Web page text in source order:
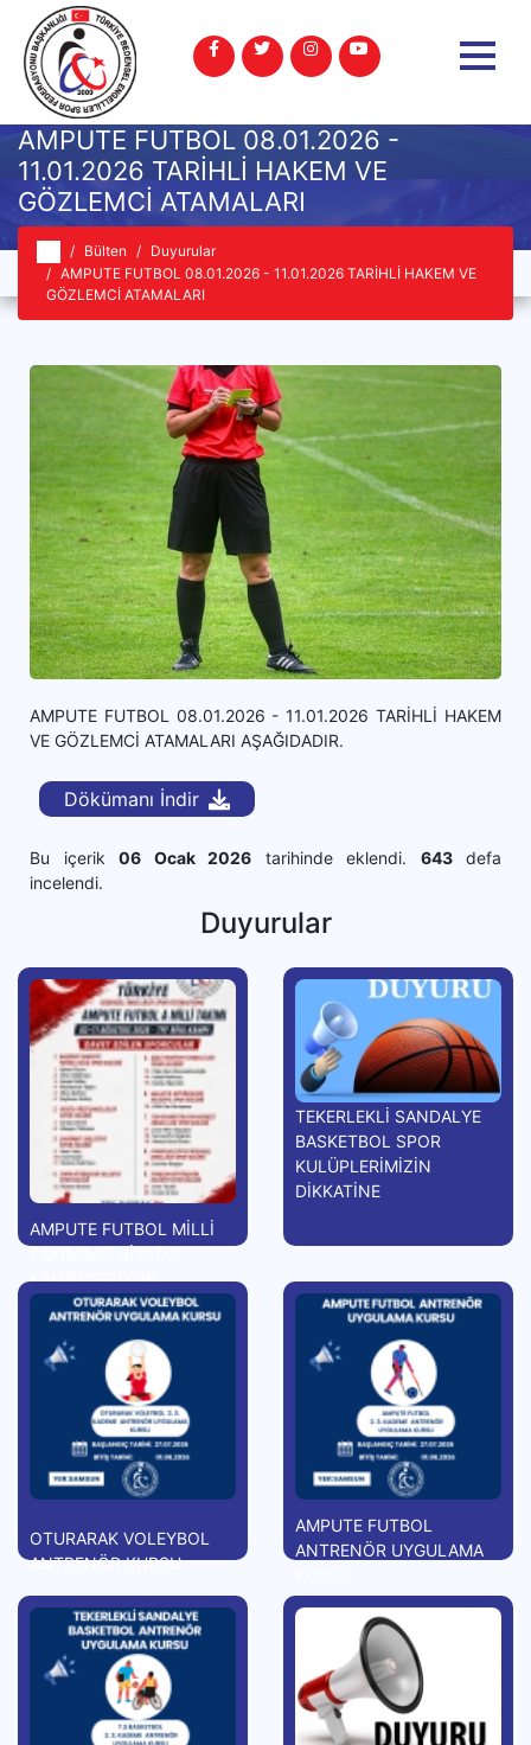
AMPUTE FUTBOL 08.01.2026 -
11.01.2026 TARİHLİ HAKEM VE
GÖZLEMCİ ATAMALARI
Bülten
Duyurular
AMPUTE FUTBOL 08.01.2026 - 11.01.2026 TARİHLİ HAKEM VE
GÖZLEMCİ ATAMALARI
AMPUTE FUTBOL 08.01.2026 - 11.01.2026 TARİHLİ HAKEM
VE GÖZLEMCİ ATAMALARI AŞAĞIDADIR.
Dökümanı İndir
Bu içerik 06 Ocak 2026 tarihinde eklendi. 643defa
incelendi.
Duyurular
AMPUTE FUTBOL MİLLİ
KAMPA GİRİYOR
TEKERLEKLİ SANDALYE
BASKETBOL SPOR
KULÜPLERİMİZİN
DİKKATİNE
OTURARAK VOLEYBOL
ANTRENÖR KURSU
AMPUTE FUTBOL
ANTRENÖR UYGULAMA